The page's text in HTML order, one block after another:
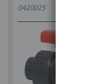
0420025